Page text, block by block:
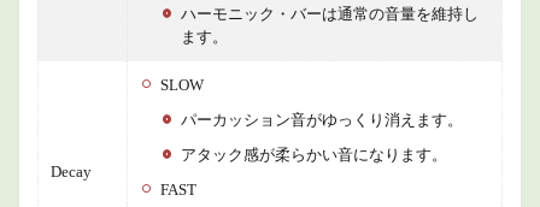
ハーモニック・バーは通常の音量を維持し
ます。
Decay
SLOW
パーカッション音がゆっくり消えます。
アタック感が柔らかい音になります。
FAST